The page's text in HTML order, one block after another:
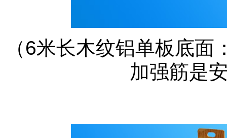
（6米长木纹铝单板底面
加强筋是